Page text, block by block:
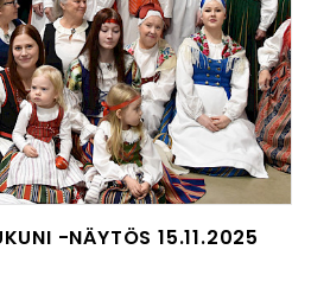
-NÄYTÖS 15.11.2025